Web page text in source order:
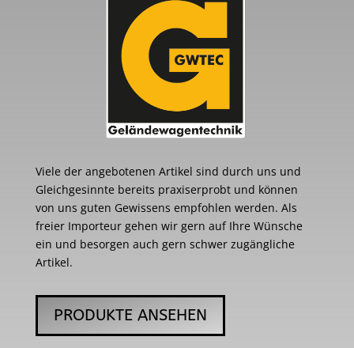
Viele der angebotenen Artikel sind durch uns und
Gleichgesinnte bereits praxiserprobt und können
von uns guten Gewissens empfohlen werden. Als
freier Importeur gehen wir gern auf Ihre Wünsche
ein und besorgen auch gern schwer zugängliche
Artikel.
PRODUKTE ANSEHEN